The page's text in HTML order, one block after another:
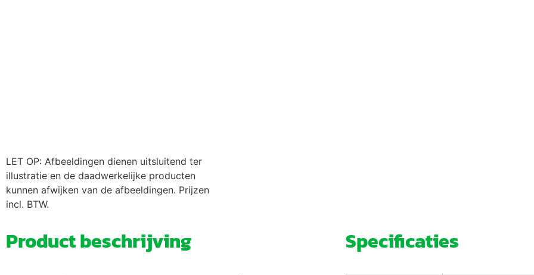
LET OP: Afbeeldingen dienen uitsluitend ter
illustratie en de daadwerkelijke producten
kunnen afwijken van de afbeeldingen. Prijzen
incl. BTW.
Product beschrijving Specificaties